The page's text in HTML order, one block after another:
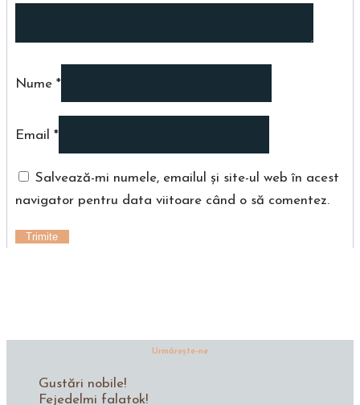
Nume *
Email *
Salvează-mi numele, emailul și site-ul web în acest
navigator pentru data viitoare când o să comentez.
Urmăreşte-ne
Gustări nobile!
Fejedelmi falatok!